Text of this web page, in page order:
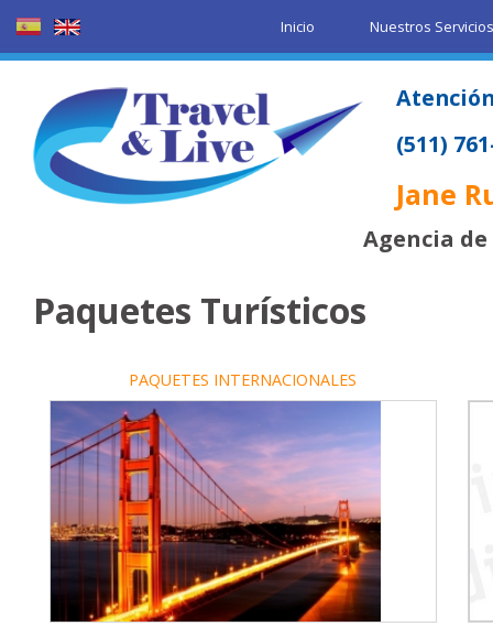
Inicio Nuestros Servicios
(511)
Jane
Agencia
Paquetes Turísticos
PAQUETES INTERNACIONALES